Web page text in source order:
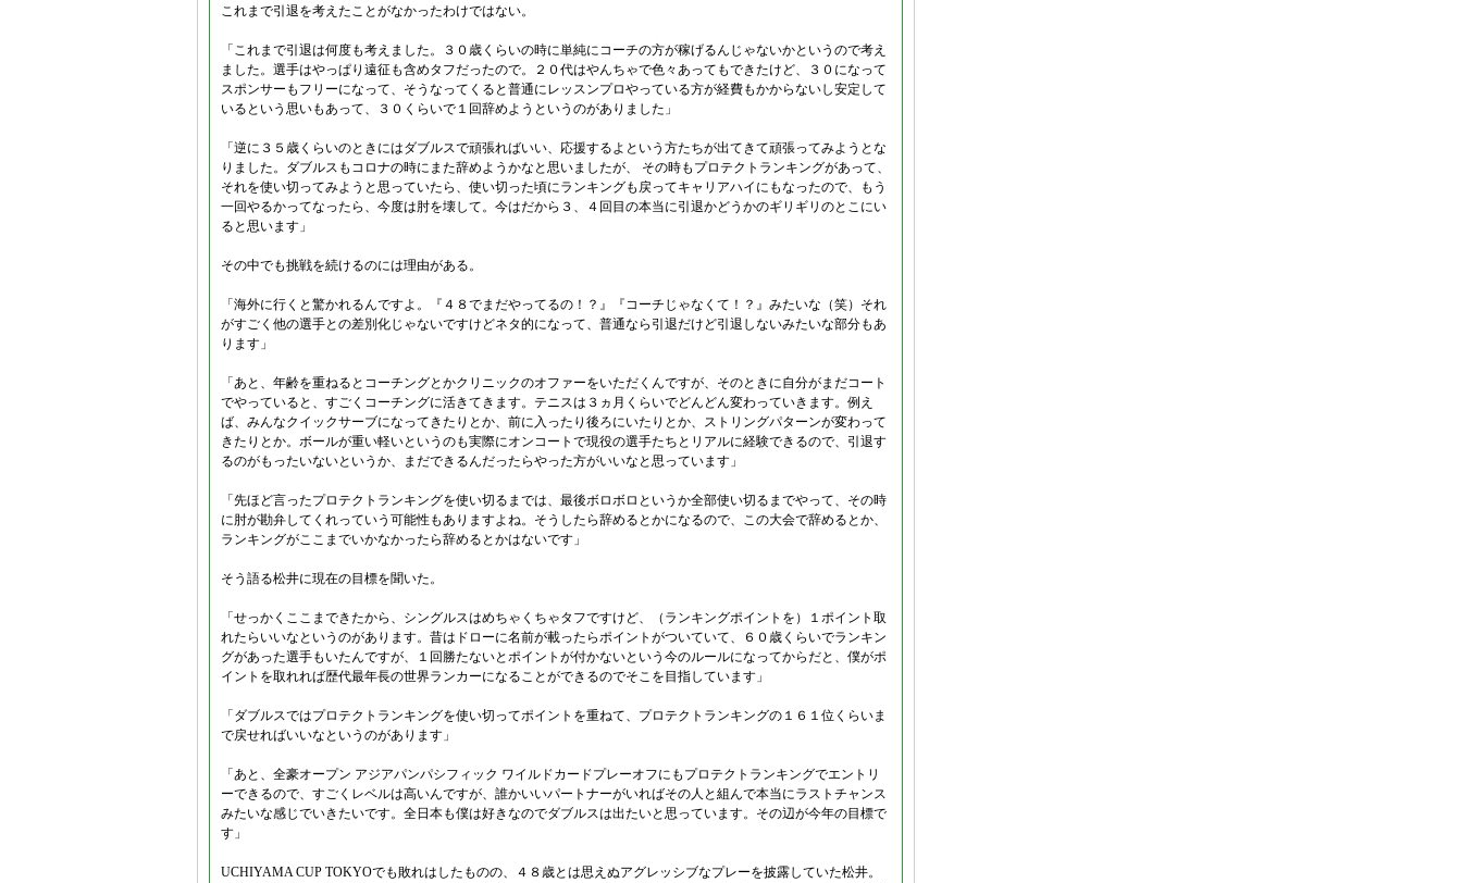
これまで引退を考えたことがなかったわけではない。
「これまで引退は何度も考えました。３０歳くらいの時に単純にコーチの方が稼げるんじゃないかというので考え
ました。選手はやっぱり遠征も含めタフだったので。２０代はやんちゃで色々あってもできたけど、３０になって
スポンサーもフリーになって、そうなってくると普通にレッスンプロやっている方が経費もかからないし安定して
いるという思いもあって、３０くらいで１回辞めようというのがありました」
「逆に３５歳くらいのときにはダブルスで頑張ればいい、応援するよという方たちが出てきて頑張ってみようとな
りました。ダブルスもコロナの時にまた辞めようかなと思いましたが、 その時もプロテクトランキングがあって、
それを使い切ってみようと思っていたら、使い切った頃にランキングも戻ってキャリアハイにもなったので、もう
一回やるかってなったら、今度は肘を壊して。今はだから３、４回目の本当に引退かどうかのギリギリのとこにい
ると思います」
その中でも挑戦を続けるのには理由がある。
「海外に行くと驚かれるんですよ。『４８でまだやってるの！？』『コーチじゃなくて！？』みたいな（笑）それ
がすごく他の選手との差別化じゃないですけどネタ的になって、普通なら引退だけど引退しないみたいな部分もあ
ります」
「あと、年齢を重ねるとコーチングとかクリニックのオファーをいただくんですが、そのときに自分がまだコート
でやっていると、すごくコーチングに活きてきます。テニスは３ヵ月くらいでどんどん変わっていきます。例え
ば、みんなクイックサーブになってきたりとか、前に入ったり後ろにいたりとか、ストリングパターンが変わって
きたりとか。ボールが重い軽いというのも実際にオンコートで現役の選手たちとリアルに経験できるので、引退す
るのがもったいないというか、まだできるんだったらやった方がいいなと思っています」
「先ほど言ったプロテクトランキングを使い切るまでは、最後ボロボロというか全部使い切るまでやって、その時
に肘が勘弁してくれっていう可能性もありますよね。そうしたら辞めるとかになるので、この大会で辞めるとか、
ランキングがここまでいかなかったら辞めるとかはないです」
そう語る松井に現在の目標を聞いた。
「せっかくここまできたから、シングルスはめちゃくちゃタフですけど、（ランキングポイントを）１ポイント取
れたらいいなというのがあります。昔はドローに名前が載ったらポイントがついていて、６０歳くらいでランキン
グがあった選手もいたんですが、１回勝たないとポイントが付かないという今のルールになってからだと、僕がポ
イントを取れれば歴代最年長の世界ランカーになることができるのでそこを目指しています」
「ダブルスではプロテクトランキングを使い切ってポイントを重ねて、プロテクトランキングの１６１位くらいま
で戻せればいいなというのがあります」
「あと、全豪オープン アジアパンパシフィック ワイルドカードプレーオフにもプロテクトランキングでエントリ
ーできるので、すごくレベルは高いんですが、誰かいいパートナーがいればその人と組んで本当にラストチャンス
みたいな感じでいきたいです。全日本も僕は好きなのでダブルスは出たいと思っています。その辺が今年の目標で
す」
UCHIYAMA CUP TOKYOでも敗れはしたものの、４８歳とは思えぬアグレッシブなプレーを披露していた松井。